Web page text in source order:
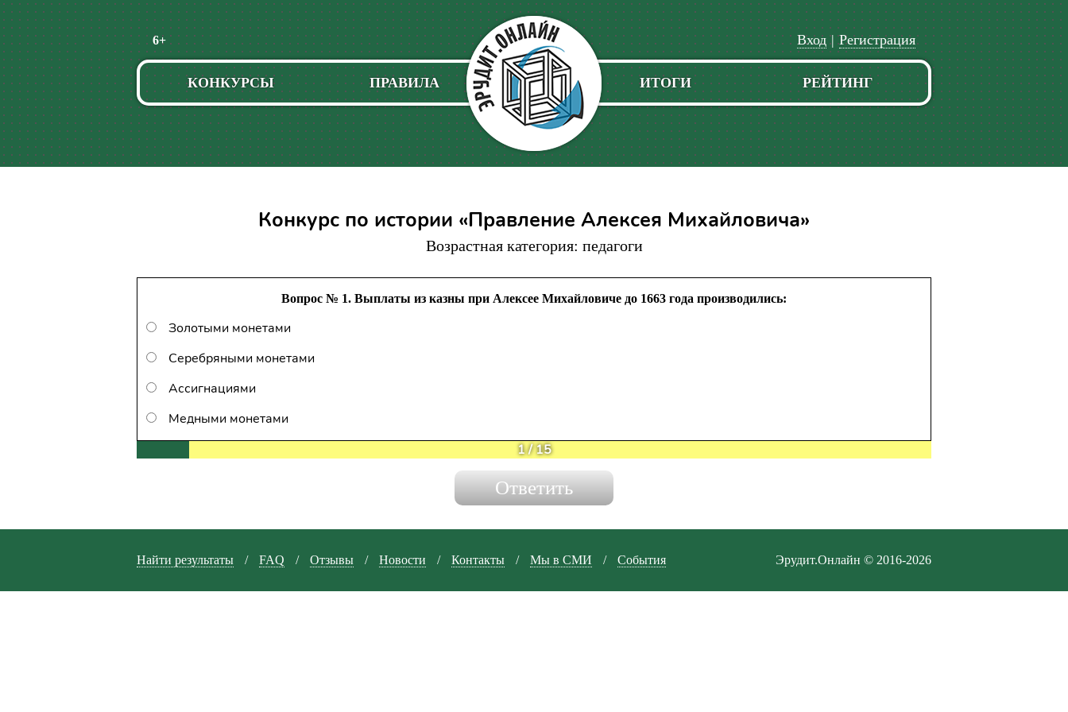
6+
Пропустить
навигацию
Регистрация
|
Вход
КОНКУРСЫ ПРАВИЛА РЕЙТИНГ
ИТОГИ
Конкурс по истории «Правление Алексея Михайловича»
Возрастная категория: педагоги
Вопрос № 1. Выплаты из казны при Алексее Михайловиче до 1663 года производились:
Золотыми монетами
Серебряными монетами
Ассигнациями
Медными монетами
1/15
Найти результаты / FAQ / Отзывы / Новости / Контакты / Мы в СМИ / События Эрудит.Онлайн © 2016-2026